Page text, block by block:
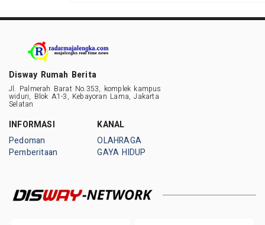
Disway Rumah Berita
Jl. Palmerah Barat No.353, komplek kampus
widuri, Blok A1-3, Kebayoran Lama, Jakarta
Selatan
INFORMASI
Pedoman
Pemberitaan
KANAL
OLAHRAGA
GAYA HIDUP